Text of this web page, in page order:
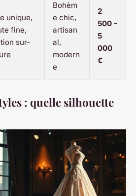
unique,
fine,
sur-
Bohèm
e chic,
artisan
al,
modern
e
2
500 -
5
000
€
: quelle silhouette